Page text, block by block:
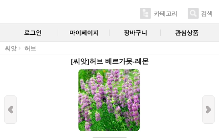
카테고리 검색
로그인 마이페이지 장바구니 관심상품
씨앗 허브
[씨앗]허브 베르가못-레몬